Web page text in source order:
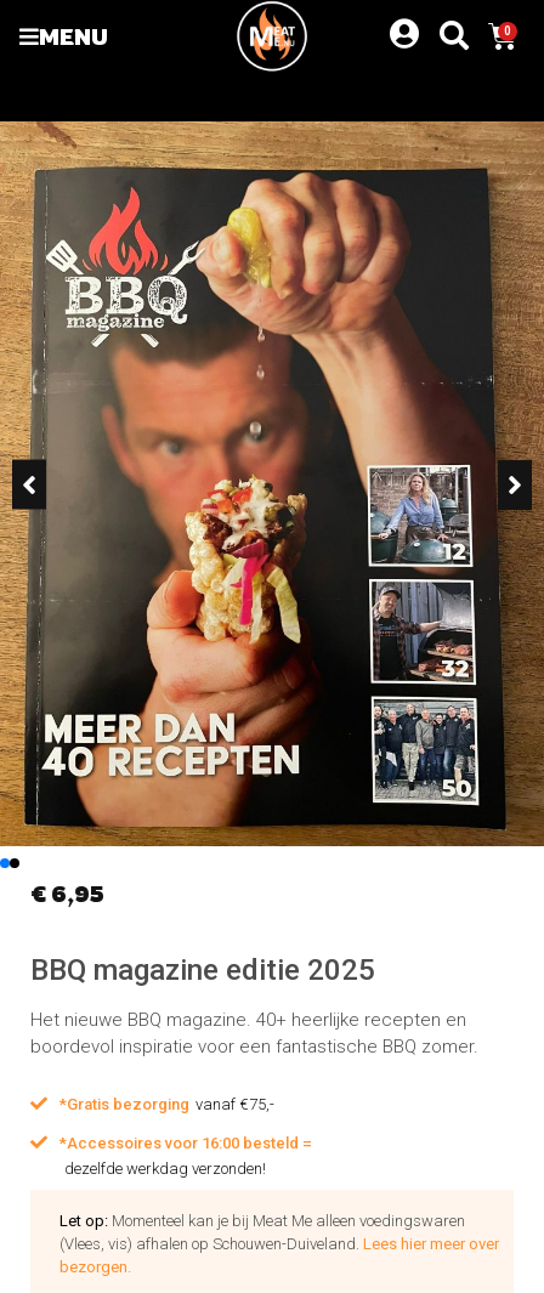
MENU 0
€ 6,95
BBQ magazine editie 2025
Het nieuwe BBQ magazine. 40+ heerlijke recepten en
boordevol inspiratie voor een fantastische BBQ zomer.
*Gratis bezorging vanaf €75,-
*Accessoires voor 16:00 besteld =
dezelfde werkdag verzonden!
Let op: Momenteel kan je bij Meat Me alleen voedingswaren
(Vlees, vis) afhalen op Schouwen-Duiveland. Lees hier meer over
bezorgen.